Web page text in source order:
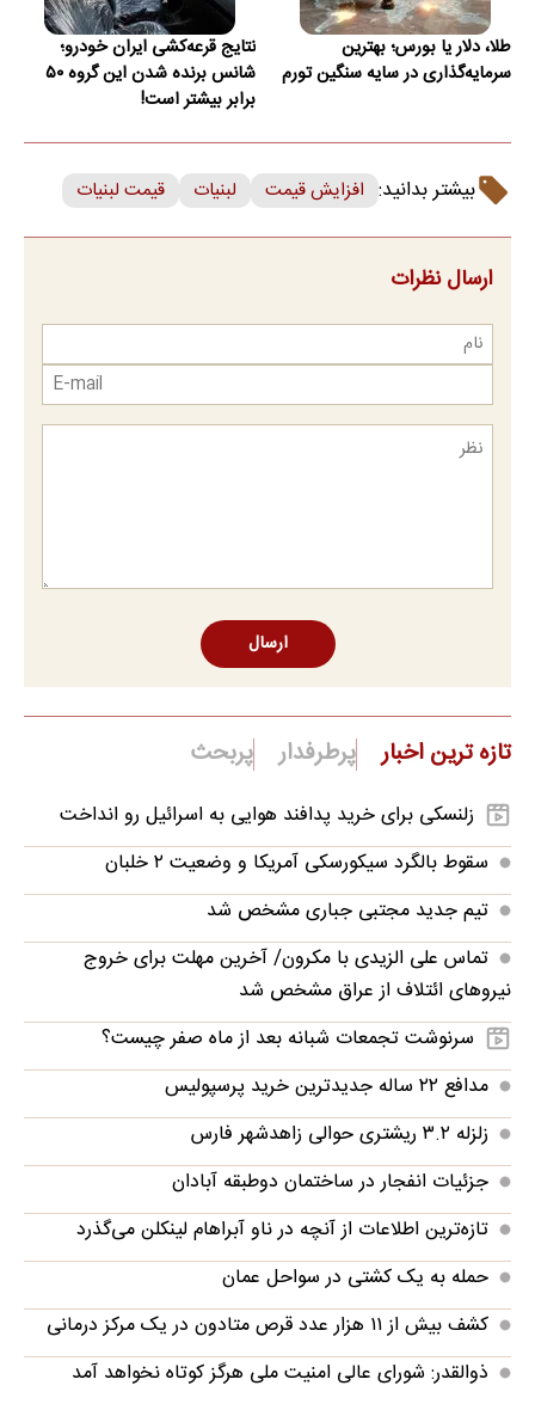
طلا، دلار یا بورس؛ بهترین
سرمایه‌گذاری در سایه سنگین تورم
نتایج قرعه‌کشی ایران خودرو؛
شانس برنده شدن این گروه ۵۰
برابر بیشتر است!
بیشتر بدانید: افزایش قیمت لبنیات قیمت لبنیات
ارسال نظرات
ارسال
تازه ترین اخبار پرطرفدار پربحث
زلنسکی برای خرید پدافند هوایی به اسرائیل رو انداخت
سقوط بالگرد سیکورسکی آمریکا و وضعیت ۲ خلبان
تیم جدید مجتبی جباری مشخص شد
تماس علی الزیدی با مکرون/ آخرین مهلت برای خروج
نیروهای ائتلاف از عراق مشخص شد
سرنوشت تجمعات شبانه بعد از ماه صفر چیست؟
مدافع ۲۲ ساله جدیدترین خرید پرسپولیس
زلزله ۳.۲ ریشتری حوالی زاهدشهر فارس
جزئیات انفجار در ساختمان دوطبقه آبادان
تازه‌ترین اطلاعات از آنچه در ناو آبراهام لینکلن می‌گذرد
حمله به یک کشتی در سواحل عمان
کشف بیش از ۱۱ هزار عدد قرص متادون در یک مرکز درمانی
ذوالقدر: شورای عالی امنیت ملی هرگز کوتاه نخواهد آمد